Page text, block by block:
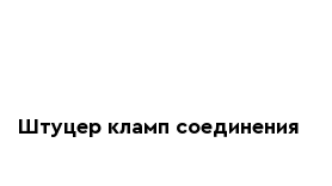
Штуцер кламп соединения